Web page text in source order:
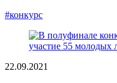
#конкурс
22.09.2021